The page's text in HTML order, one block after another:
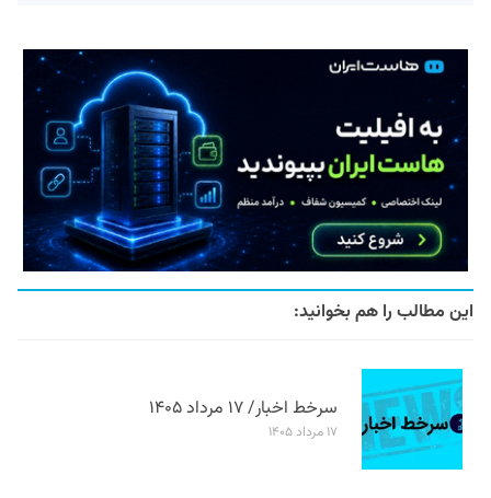
این مطالب را هم بخوانید:
سرخط اخبار/ ۱۷ مرداد ۱۴۰۵
۱۷ مرداد ۱۴۰۵